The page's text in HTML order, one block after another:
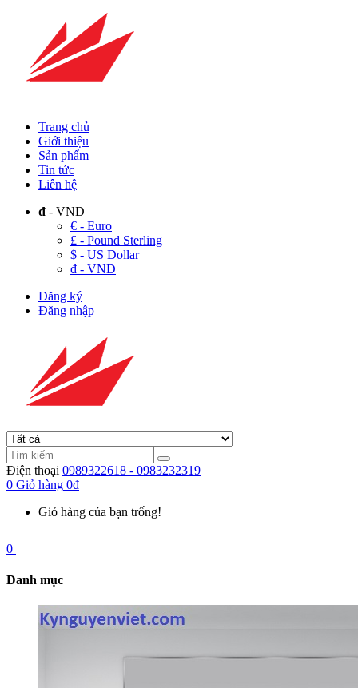
Trang chủ
Giới thiệu
Sản phẩm
Tin tức
Liên hệ
đ - VND
€ - Euro
£ - Pound Sterling
$ - US Dollar
đ - VND
Đăng ký
Đăng nhập
Điện thoại 0989322618 - 0983232319
0 Giỏ hàng 0đ
Giỏ hàng của bạn trống!
0
Danh mục